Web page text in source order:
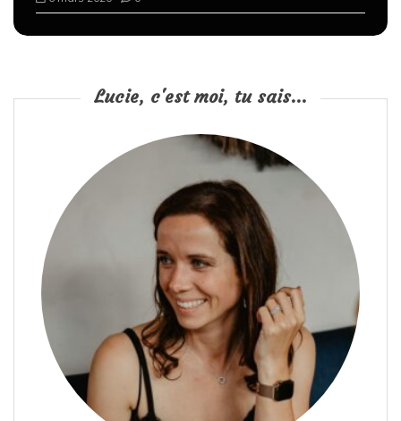
Lucie, c'est moi, tu sais...